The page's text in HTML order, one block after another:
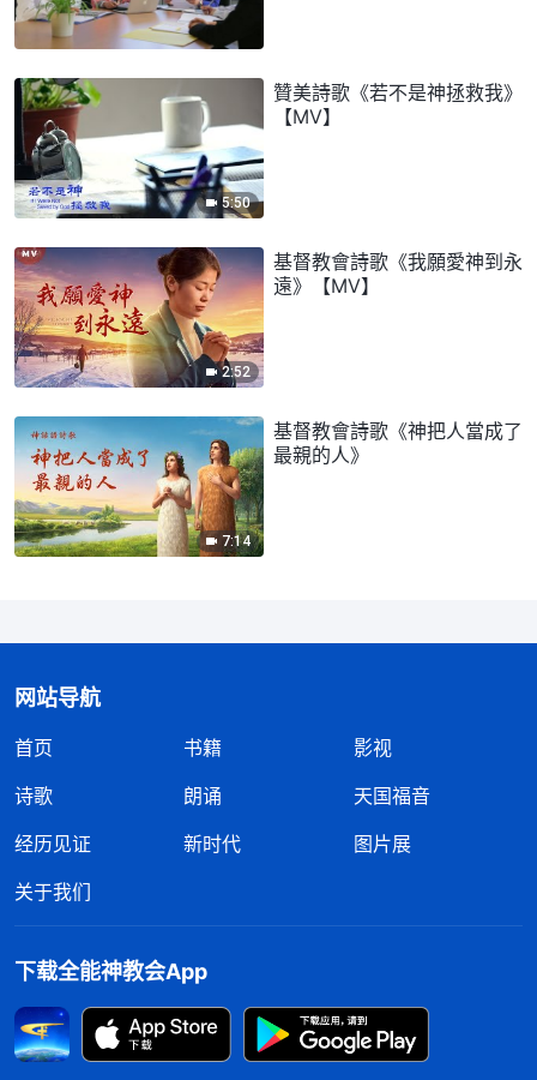
5:50
贊美詩歌《若不是神拯救我》
【MV】
2:52
基督教會詩歌《我願愛神到永
遠》【MV】
7:14
基督教會詩歌《神把人當成了
最親的人》
网站导航
首页 书籍
影视
诗歌
朗诵
天国福音
经历见证
新时代
图片展
关于我们
下载全能神教会App